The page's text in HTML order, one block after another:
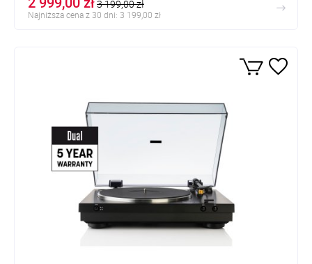
3 199,00 zł
Najniższa cena z 30 dni: 3 199,00 zł